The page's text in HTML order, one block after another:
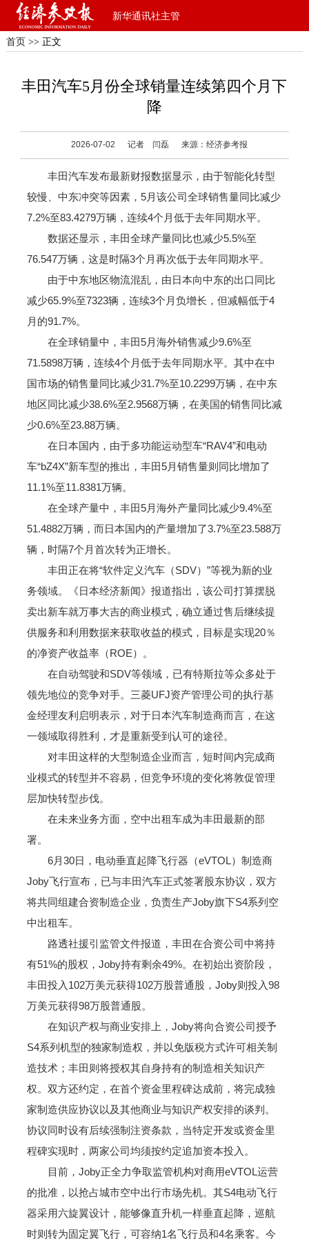
新华通讯社主管
首页 >> 正文
丰田汽车5月份全球销量连续第四个月下
降
2026-07-02 记者 闫磊 来源：经济参考报
丰田汽车发布最新财报数据显示，由于智能化转型
较慢、中东冲突等因素，5月该公司全球销售量同比减少
7.2%至83.4279万辆，连续4个月低于去年同期水平。
数据还显示，丰田全球产量同比也减少5.5%至
76.547万辆，这是时隔3个月再次低于去年同期水平。
由于中东地区物流混乱，由日本向中东的出口同比
减少65.9%至7323辆，连续3个月负增长，但减幅低于4
月的91.7%。
在全球销量中，丰田5月海外销售减少9.6%至
71.5898万辆，连续4个月低于去年同期水平。其中在中
国市场的销售量同比减少31.7%至10.2299万辆，在中东
地区同比减少38.6%至2.9568万辆，在美国的销售同比减
少0.6%至23.88万辆。
在日本国内，由于多功能运动型车“RAV4”和电动
车“bZ4X”新车型的推出，丰田5月销售量则同比增加了
11.1%至11.8381万辆。
在全球产量中，丰田5月海外产量同比减少9.4%至
51.4882万辆，而日本国内的产量增加了3.7%至23.588万
辆，时隔7个月首次转为正增长。
丰田正在将“软件定义汽车（SDV）”等视为新的业
务领域。《日本经济新闻》报道指出，该公司打算摆脱
卖出新车就万事大吉的商业模式，确立通过售后继续提
供服务和利用数据来获取收益的模式，目标是实现20％
的净资产收益率（ROE）。
在自动驾驶和SDV等领域，已有特斯拉等众多处于
领先地位的竞争对手。三菱UFJ资产管理公司的执行基
金经理友利启明表示，对于日本汽车制造商而言，在这
一领域取得胜利，才是重新受到认可的途径。
对丰田这样的大型制造企业而言，短时间内完成商
业模式的转型并不容易，但竞争环境的变化将敦促管理
层加快转型步伐。
在未来业务方面，空中出租车成为丰田最新的部
署。
6月30日，电动垂直起降飞行器（eVTOL）制造商
Joby飞行宣布，已与丰田汽车正式签署股东协议，双方
将共同组建合资制造企业，负责生产Joby旗下S4系列空
中出租车。
路透社援引监管文件报道，丰田在合资公司中将持
有51%的股权，Joby持有剩余49%。在初始出资阶段，
丰田投入102万美元获得102万股普通股，Joby则投入98
万美元获得98万股普通股。
在知识产权与商业安排上，Joby将向合资公司授予
S4系列机型的独家制造权，并以免版税方式许可相关制
造技术；丰田则将授权其自身持有的制造相关知识产
权。双方还约定，在首个资金里程碑达成前，将完成独
家制造供应协议以及其他商业与知识产权安排的谈判。
协议同时设有后续强制注资条款，当特定开发或资金里
程碑实现时，两家公司均须按约定追加资本投入。
目前，Joby正全力争取监管机构对商用eVTOL运营
的批准，以抢占城市空中出行市场先机。其S4电动飞行
器采用六旋翼设计，能够像直升机一样垂直起降，巡航
时则转为固定翼飞行，可容纳1名飞行员和4名乘客。今